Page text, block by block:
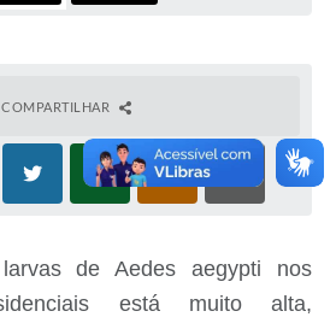
COMPARTILHAR
de Aedes aegypti nos
está muito alta,